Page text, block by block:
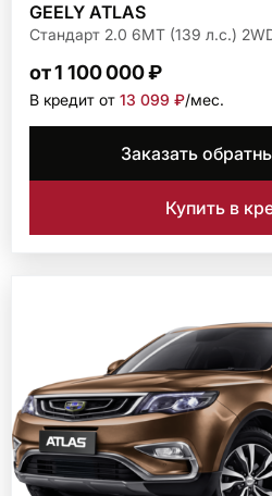
GEELY ATLAS
Стандарт 2.0 6МТ (139 л.с.)
от 1 100 000 ₽
В кредит от 13 099 ₽/мec.
Заказать
Купить в